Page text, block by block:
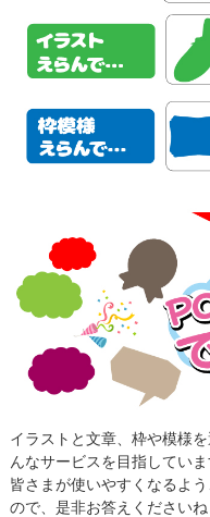
イラストと文章、枠や模様
んなサービスを目指していま
皆さまが使いやすくなるよ
ので、是非お答えくださいね